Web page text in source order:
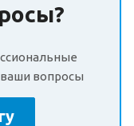
ваши вопросы